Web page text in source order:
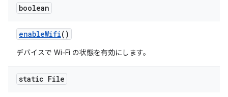
boolean
enableWifi()
デバイスで Wi-Fi の状態を有効にします。
static File